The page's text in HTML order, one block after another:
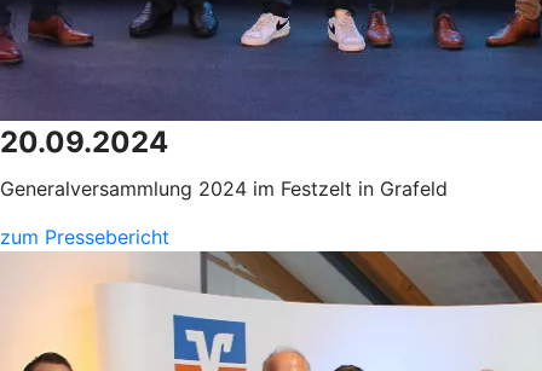
20.09.2024
Generalversammlung 2024 im Festzelt in Grafeld
zum Pressebericht